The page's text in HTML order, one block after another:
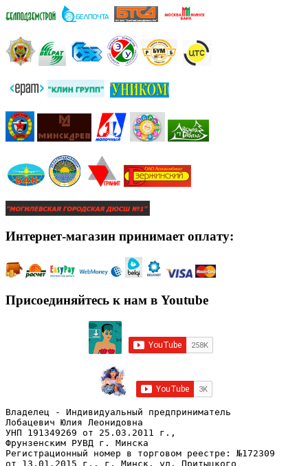
Интернет-магазин принимает оплату:
Присоединяйтесь к нам в Youtube
Владелец - Индивидуальный предприниматель
Лобацевич Юлия Леонидовна
УНП 191349269 от 25.03.2011 г.,
Фрунзенским РУВД г. Минска
Регистрационный номер в торговом реестре: №172309
от 13.01.2015 г., г. Минск, ул. Притыцкого